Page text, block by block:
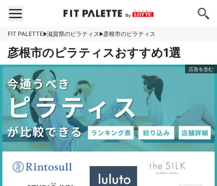
FIT PALETTE 滋賀県のピラティス 彦根市のピラティス
彦根市のピラティスおすすめ1選